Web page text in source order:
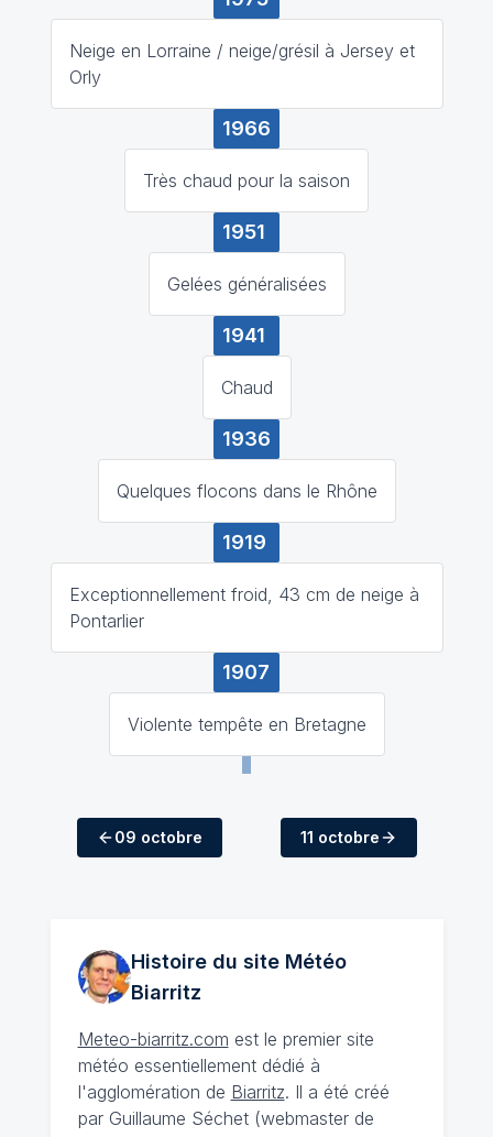
Neige en Lorraine / neige/grésil à Jersey et
Orly
1966
Très chaud pour la saison
1951
Gelées généralisées
1941
Chaud
1936
Quelques flocons dans le Rhône
1919
Exceptionnellement froid, 43 cm de neige à
Pontarlier
1907
Violente tempête en Bretagne
09 octobre 11 octobre
Histoire du site Météo
Biarritz
Meteo-biarritz.com est le premier site
météo essentiellement dédié à
l'agglomération de Biarritz. Il a été créé
par Guillaume Séchet (webmaster de